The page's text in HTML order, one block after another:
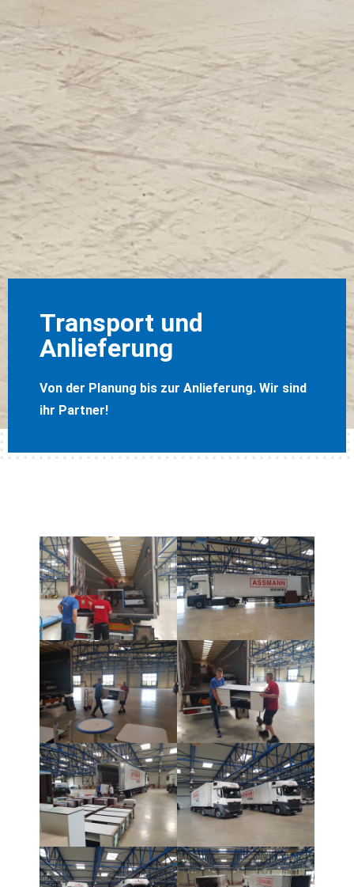
Transport und
Anlieferung
Von der Planung bis zur Anlieferung. Wir sind
ihr Partner!